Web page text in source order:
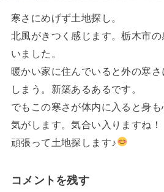
寒さにめげず土地探し。
北風がきつく感じます。栃木市
いました。
暖かい家に住んでいると外の寒
しまう。新築あるあるです。
でもこの寒さが体内に入ると身
気がします。気合い入りますね！
頑張って土地探します♪
コメントを残す